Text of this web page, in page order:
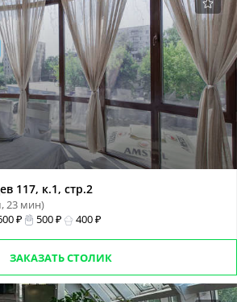
117, к.1, стр.2
23 мин)
₽ 500 ₽ 400 ₽
ЗАКАЗАТЬ СТОЛИК